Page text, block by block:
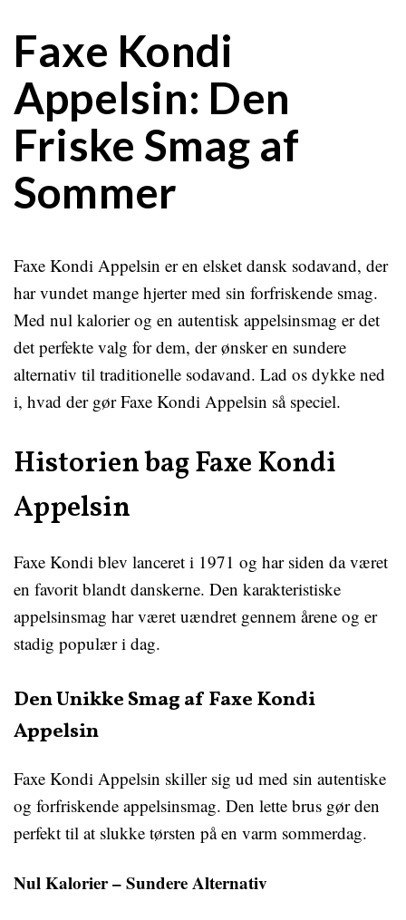
Faxe Kondi
Appelsin: Den
Friske Smag af
Sommer
Faxe Kondi Appelsin er en elsket dansk sodavand, der
har vundet mange hjerter med sin forfriskende smag.
Med nul kalorier og en autentisk appelsinsmag er det
det perfekte valg for dem, der ønsker en sundere
alternativ til traditionelle sodavand. Lad os dykke ned
i, hvad der gør Faxe Kondi Appelsin så speciel.
Historien bag Faxe Kondi
Appelsin
Faxe Kondi blev lanceret i 1971 og har siden da været
en favorit blandt danskerne. Den karakteristiske
appelsinsmag har været uændret gennem årene og er
stadig populær i dag.
Den Unikke Smag af Faxe Kondi
Appelsin
Faxe Kondi Appelsin skiller sig ud med sin autentiske
og forfriskende appelsinsmag. Den lette brus gør den
perfekt til at slukke tørsten på en varm sommerdag.
Nul Kalorier – Sundere Alternativ